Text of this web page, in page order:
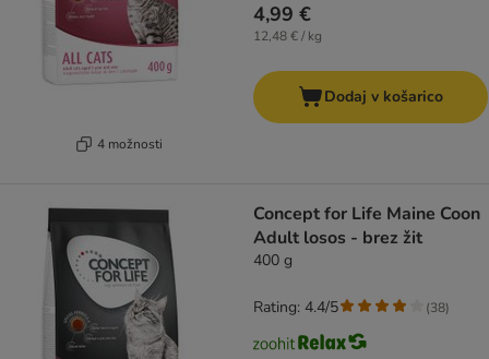
4 možnosti
4,99 €
12,48 € / kg
Dodaj v košarico
Concept for Life Maine Coon
Adult losos - brez žit
400 g
Rating: 4.4/5 (38)